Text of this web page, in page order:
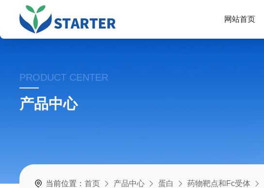
网站首页
PRODUCT CENTER
产品中心
当前位置：首页 产品中心 蛋白 药物靶点和Fc受体